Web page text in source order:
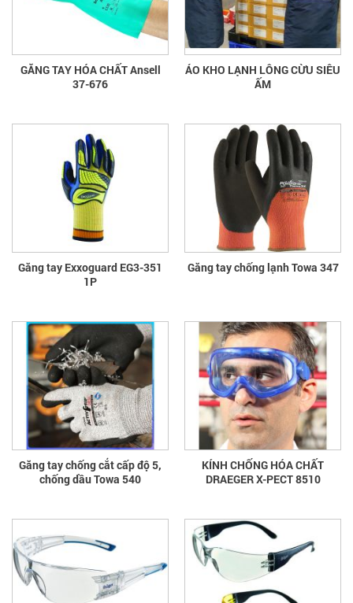
GĂNG TAY HÓA CHẤT Ansell
37-676
ÁO KHO LẠNH LÔNG CỪU SIÊU
ẤM
Găng tay Exxoguard EG3-351
1P
Găng tay chống lạnh Towa 347
Găng tay chống cắt cấp độ 5,
chống dầu Towa 540
KÍNH CHỐNG HÓA CHẤT
DRAEGER X-PECT 8510